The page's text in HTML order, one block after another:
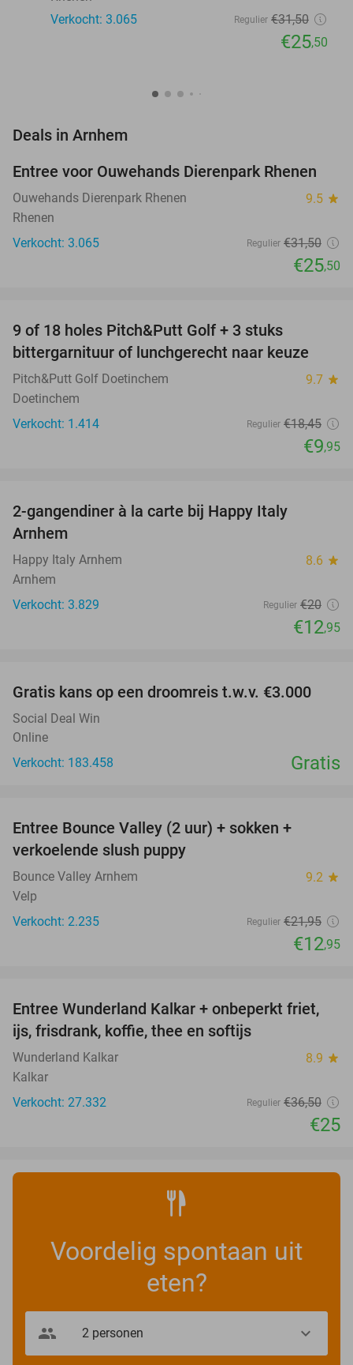
Verkocht: 3.065
Regulier €31,50
€25,50
Deals in Arnhem
19%
Entree voor Ouwehands Dierenpark Rhenen
Ouwehands Dierenpark Rhenen 9.5 star
Rhenen
Verkocht: 3.065
Regulier €31,50
€25,50
9 of 18 holes Pitch&Putt Golf + 3 stuks
bittergarnituur of lunchgerecht naar keuze
Pitch&Putt Golf Doetinchem 9.7 star
Doetinchem
Verkocht: 1.414
Regulier €18,45
€9,95
2-gangendiner à la carte bij Happy Italy
Arnhem
Happy Italy Arnhem 8.6 star
Arnhem
Verkocht: 3.829
Regulier €20
€12,95
Gratis kans op een droomreis t.w.v. €3.000
Social Deal Win
Online
Verkocht: 183.458
Gratis
Entree Bounce Valley (2 uur) + sokken +
verkoelende slush puppy
Bounce Valley Arnhem 9.2 star
Velp
Verkocht: 2.235
Regulier €21,95
€12,95
32%
Entree Wunderland Kalkar + onbeperkt friet,
ijs, frisdrank, koffie, thee en softijs
Wunderland Kalkar 8.9 star
Kalkar
Verkocht: 27.332
Regulier €36,50
€25
Voordelig spontaan uit
eten?